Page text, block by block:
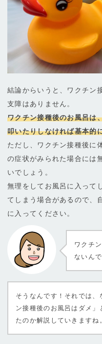
結論からいうと、ワクチン
支障はありません。
ワクチン接種後のお風呂は
叩いたりしなければ基本的
ただし、ワクチン接種後に
の症状がみられた場合には
いでしょう。
無理をしてお風呂に入って
てしまう場合があるので、
に入ってください。
ワクチ
ないん
そうなんです！それでは、
ン接種後のお風呂はダメ」
たのか解説していきますね